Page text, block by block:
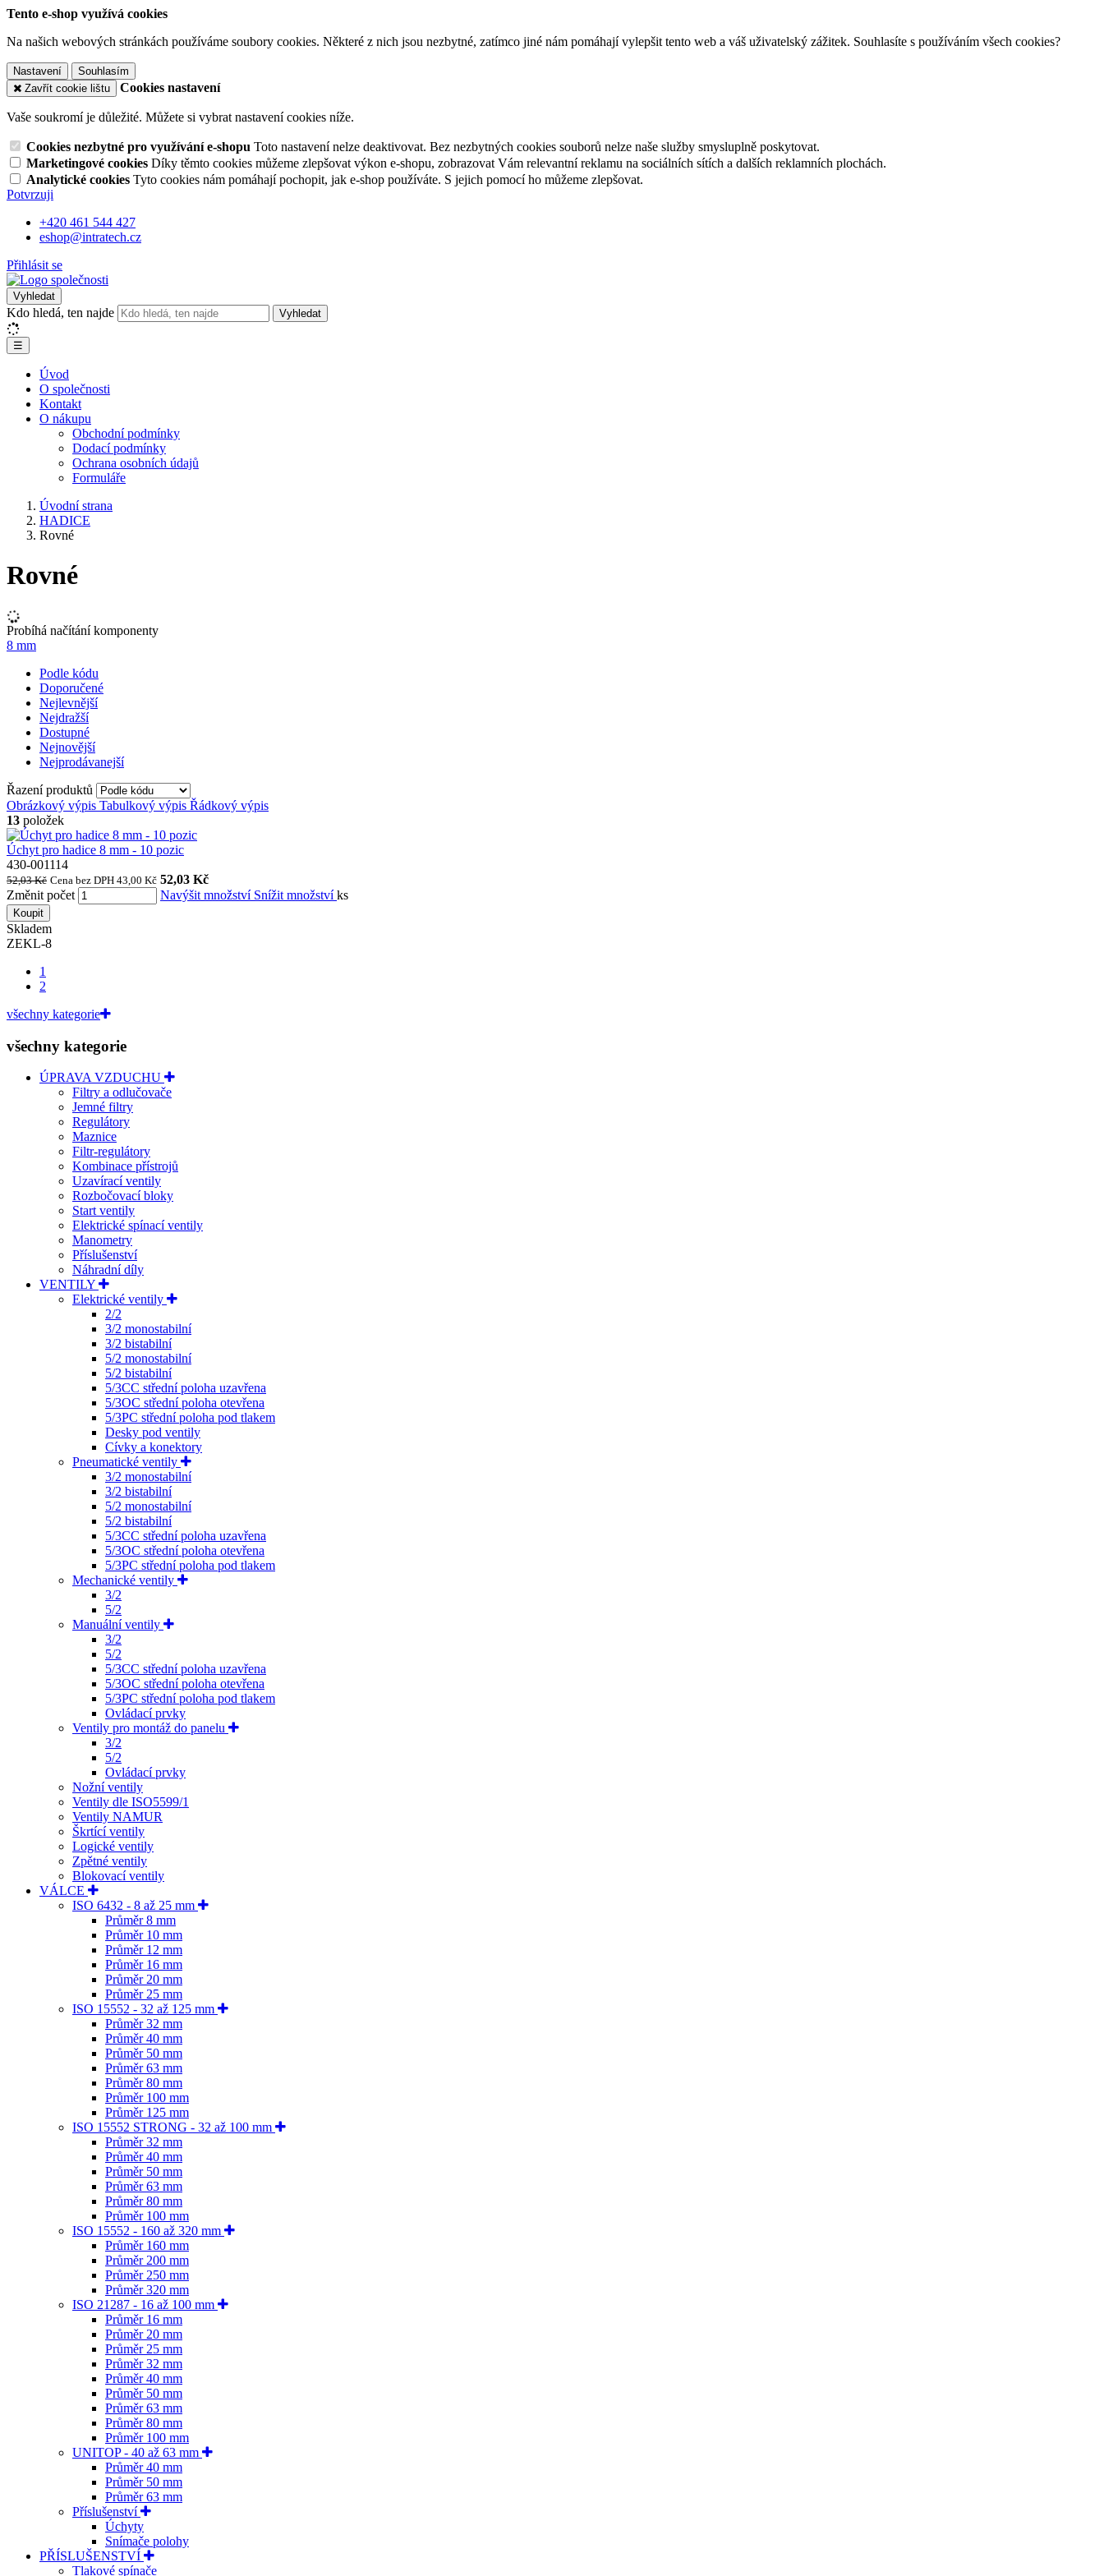
Tento e-shop využívá cookies
Na našich webových stránkách používáme soubory cookies. Některé z nich jsou nezbytné, zatímco jiné nám pomáhají vylepšit tento web a váš uživatelský zážitek. Souhlasíte s používáním všech cookies?
Nastavení
Souhlasím
Zavřít cookie lištu
Cookies nastavení
Vaše soukromí je důležité. Můžete si vybrat nastavení cookies níže.
Cookies nezbytné pro využívání e-shopu Toto nastavení nelze deaktivovat. Bez nezbytných cookies souborů nelze naše služby smysluplně poskytovat.
Marketingové cookies Díky těmto cookies můžeme zlepšovat výkon e-shopu, zobrazovat Vám relevantní reklamu na sociálních sítích a dalších reklamních plochách.
Analytické cookies Tyto cookies nám pomáhají pochopit, jak e-shop používáte. S jejich pomocí ho můžeme zlepšovat.
Potvrzuji
+420 461 544 427
eshop@intratech.cz
Přihlásit se
Vyhledat
Kdo hledá, ten najde Vyhledat
☰
Úvod
O společnosti
Kontakt
O nákupu
Obchodní podmínky
Dodací podmínky
Ochrana osobních údajů
Formuláře
Úvodní strana
HADICE
Rovné
Rovné
Probíhá načítání komponenty
8 mm
Podle kódu
Doporučené
Nejlevnější
Nejdražší
Dostupné
Nejnovější
Nejprodávanejší
Řazení produktů
Obrázkový výpis Tabulkový výpis Řádkový výpis
13 položek
Úchyt pro hadice 8 mm - 10 pozic
430-001114
52,03 Kč Cena bez DPH 43,00 Kč 52,03 Kč
Změnit počet
Navýšit množství Snížit množstvíks
Koupit
Skladem
ZEKL-8
1
2
všechny kategorie
všechny kategorie
ÚPRAVA VZDUCHU
Filtry a odlučovače
Jemné filtry
Regulátory
Maznice
Filtr-regulátory
Kombinace přístrojů
Uzavírací ventily
Rozbočovací bloky
Start ventily
Elektrické spínací ventily
Manometry
Příslušenství
Náhradní díly
VENTILY
Elektrické ventily
2/2
3/2 monostabilní
3/2 bistabilní
5/2 monostabilní
5/2 bistabilní
5/3CC střední poloha uzavřena
5/3OC střední poloha otevřena
5/3PC střední poloha pod tlakem
Desky pod ventily
Cívky a konektory
Pneumatické ventily
3/2 monostabilní
3/2 bistabilní
5/2 monostabilní
5/2 bistabilní
5/3CC střední poloha uzavřena
5/3OC střední poloha otevřena
5/3PC střední poloha pod tlakem
Mechanické ventily
3/2
5/2
Manuální ventily
3/2
5/2
5/3CC střední poloha uzavřena
5/3OC střední poloha otevřena
5/3PC střední poloha pod tlakem
Ovládací prvky
Ventily pro montáž do panelu
3/2
5/2
Ovládací prvky
Nožní ventily
Ventily dle ISO5599/1
Ventily NAMUR
Škrtící ventily
Logické ventily
Zpětné ventily
Blokovací ventily
VÁLCE
ISO 6432 - 8 až 25 mm
Průměr 8 mm
Průměr 10 mm
Průměr 12 mm
Průměr 16 mm
Průměr 20 mm
Průměr 25 mm
ISO 15552 - 32 až 125 mm
Průměr 32 mm
Průměr 40 mm
Průměr 50 mm
Průměr 63 mm
Průměr 80 mm
Průměr 100 mm
Průměr 125 mm
ISO 15552 STRONG - 32 až 100 mm
Průměr 32 mm
Průměr 40 mm
Průměr 50 mm
Průměr 63 mm
Průměr 80 mm
Průměr 100 mm
ISO 15552 - 160 až 320 mm
Průměr 160 mm
Průměr 200 mm
Průměr 250 mm
Průměr 320 mm
ISO 21287 - 16 až 100 mm
Průměr 16 mm
Průměr 20 mm
Průměr 25 mm
Průměr 32 mm
Průměr 40 mm
Průměr 50 mm
Průměr 63 mm
Průměr 80 mm
Průměr 100 mm
UNITOP - 40 až 63 mm
Průměr 40 mm
Průměr 50 mm
Průměr 63 mm
Příslušenství
Úchyty
Snímače polohy
PŘÍSLUŠENSTVÍ
Tlakové spínače